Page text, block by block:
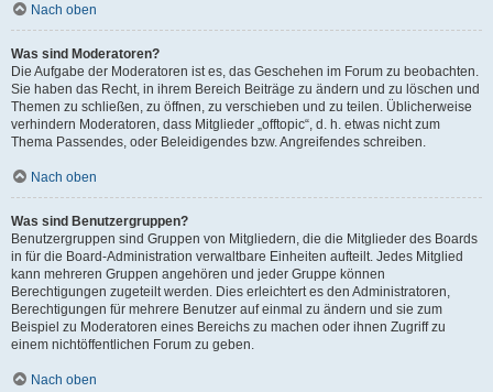
Nach oben
Was sind Moderatoren?
Die Aufgabe der Moderatoren ist es, das Geschehen im Forum zu beobachten.
Sie haben das Recht, in ihrem Bereich Beiträge zu ändern und zu löschen und
Themen zu schließen, zu öffnen, zu verschieben und zu teilen. Üblicherweise
verhindern Moderatoren, dass Mitglieder „offtopic“, d. h. etwas nicht zum
Thema Passendes, oder Beleidigendes bzw. Angreifendes schreiben.
Nach oben
Was sind Benutzergruppen?
Benutzergruppen sind Gruppen von Mitgliedern, die die Mitglieder des Boards
in für die Board-Administration verwaltbare Einheiten aufteilt. Jedes Mitglied
kann mehreren Gruppen angehören und jeder Gruppe können
Berechtigungen zugeteilt werden. Dies erleichtert es den Administratoren,
Berechtigungen für mehrere Benutzer auf einmal zu ändern und sie zum
Beispiel zu Moderatoren eines Bereichs zu machen oder ihnen Zugriff zu
einem nichtöffentlichen Forum zu geben.
Nach oben